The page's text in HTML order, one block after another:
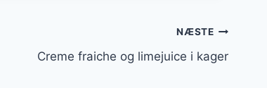
NÆSTE
Creme fraiche og limejuice i kager